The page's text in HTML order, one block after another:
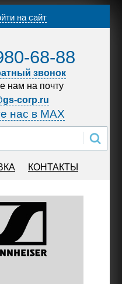
на сайт
68-88
звонок
нам на почту
corp.ru
нас в MAX
КОНТАКТЫ